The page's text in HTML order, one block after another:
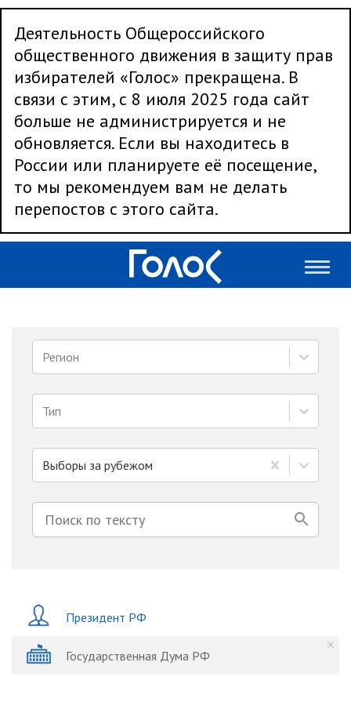
Деятельность Общероссийского
общественного движения в защиту прав
избирателей «Голос» прекращена. В
связи с этим, с 8 июля 2025 года сайт
больше не администрируется и не
обновляется. Если вы находитесь в
России или планируете её посещение,
то мы рекомендуем вам не делать
перепостов с этого сайта.
Регион
Тип
Выборы за рубежом
Президент РФ
Государственная Дума РФ